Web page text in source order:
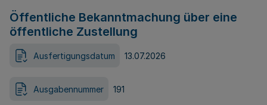
Öffentliche Bekanntmachung über eine
öffentliche Zustellung
Ausfertigungsdatum 13.07.2026
Ausgabennummer 191